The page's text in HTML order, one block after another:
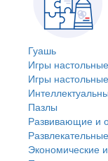
Гуашь
Игры
Игры
Пазлы
Развивающие и
Экономические